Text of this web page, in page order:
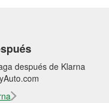
después de Klarna